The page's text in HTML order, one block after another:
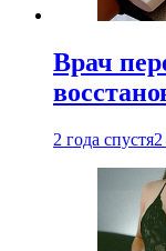
Врач
2 года спустя